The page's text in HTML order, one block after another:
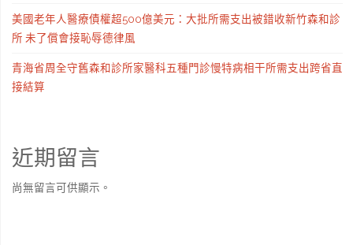
美國老年人醫療債權超500億美元：大批所需支出被錯收新竹森和診
所 未了償會接恥辱德律風
青海省周全守舊森和診所家醫科五種門診慢特病相干所需支出跨省直
接結算
近期留言
尚無留言可供顯示。